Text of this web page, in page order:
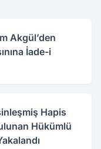
Akgül’den
İade-i
Hapis
Hükümlü